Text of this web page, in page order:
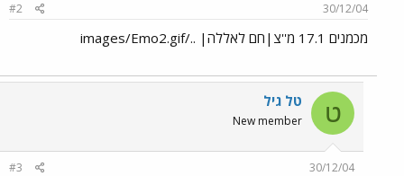
30/12/04
#2
מכמנים 17.1 מ''צ|חם לאללה| ../images/Emo2.gif
ט טל גיל
New member
30/12/04
#3